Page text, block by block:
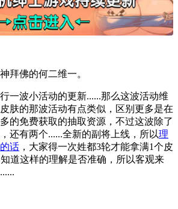
拜佛的何二维一。
一波小活动的更新......那么这波活动维
肤的那波活动有点类似，区别更多是在
的免费获取的抽取资源，不过这波除了
还有两个......全新的副将上线，所以理
的话 ，大家得一次姓都3轮才能拿满1个皮
道这样的理解是否准确，所以客观来